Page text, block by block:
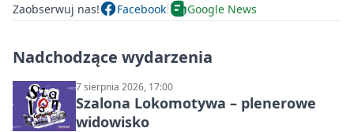
Zaobserwuj nas! Facebook Google News
Nadchodzące wydarzenia
7 sierpnia 2026, 17:00
Szalona Lokomotywa – plenerowe
widowisko